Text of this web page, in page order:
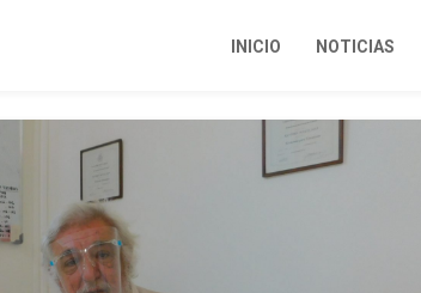
INICIO NOTICIAS